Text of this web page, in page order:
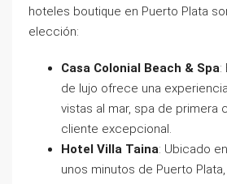
hoteles boutique en Puerto Plata
elección:
Casa Colonial Beach & Spa:
de lujo ofrece una
vistas al mar, spa de primera
cliente excepcional.
Hotel Villa Taina: Ubicado
unos minutos de Puerto